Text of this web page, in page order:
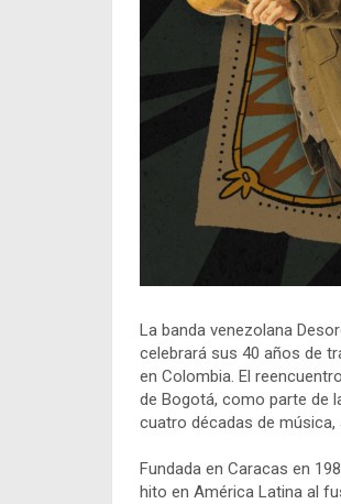
La banda venezolana
celebrará sus 40 años de
en Colombia. El
de Bogotá, como parte de
cuatro décadas de
Fundada en Caracas en
hito en América Latina al